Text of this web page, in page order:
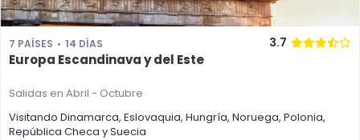
7 PAÍSES 14 DÍAS 3.7
Europa Escandinava y del Este
Salidas en Abril - Octubre
Visitando Dinamarca, Eslovaquia, Hungría, Noruega, Polonia,
República Checa ySuecia